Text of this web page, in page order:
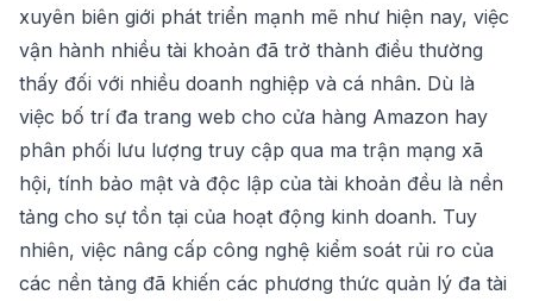
xuyên biên giới phát triển mạnh mẽ như hiện nay, việc
vận hành nhiều tài khoản đã trở thành điều thường
thấy đối với nhiều doanh nghiệp và cá nhân. Dù là
việc bố trí đa trang web cho cửa hàng Amazon hay
phân phối lưu lượng truy cập qua ma trận mạng xã
hội, tính bảo mật và độc lập của tài khoản đều là nền
tảng cho sự tồn tại của hoạt động kinh doanh. Tuy
nhiên, việc nâng cấp công nghệ kiểm soát rủi ro của
các nền tảng đã khiến các phương thức quản lý đa tài